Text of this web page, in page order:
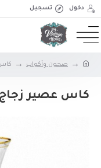
دخول تسجيل
صحون وأكواب كاس
كاس عصير زجاج